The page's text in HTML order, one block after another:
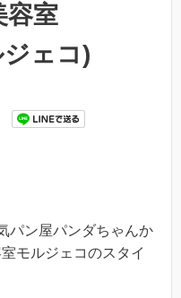
容室
ェコ)
パン屋パンダちゃんか
モルジェコのスタイ